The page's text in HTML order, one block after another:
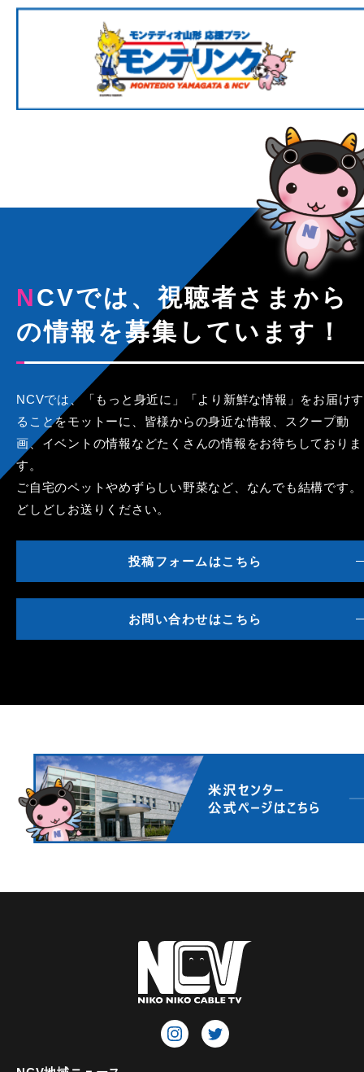
NCVでは、視聴者さまから
の情報を募集しています！
NCVでは、「もっと身近に」「より新鮮な情報」をお届けす
ることをモットーに、皆様からの身近な情報、スクープ動
画、イベントの情報などたくさんの情報をお待ちしておりま
す。
ご自宅のペットやめずらしい野菜など、なんでも結構です。
どしどしお送りください。
投稿フォームはこちら
お問い合わせはこちら